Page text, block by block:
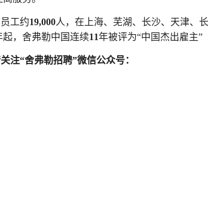
工约19,000人，在上海、芜湖、长沙、天津、
起，舍弗勒中国连续11年被评为“中国杰出雇主”
注“舍弗勒招聘”微信公众号：